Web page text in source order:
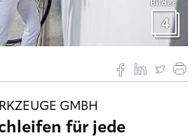
Bilder
4
GMBH
für jede